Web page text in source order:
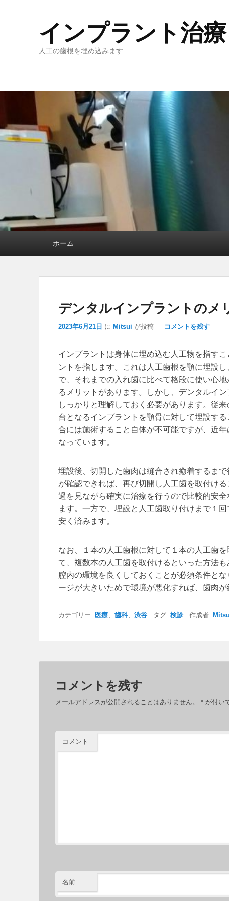
インプラント治
人工の歯根を埋め込みます
ホーム
デンタルインプラントのメ
2023年6月21日 に Mitsui が投稿 — コメントを残す
インプラントは身体に埋め込む人工物を指す
ントを指します。
これは人工歯根を顎に埋設
で、それまでの入れ歯に比べて格段に使い心
るメリットがあります。しかし、デンタルイ
しっかりと理解しておく必要があります。従
台となるインプラントを顎骨に対して埋設す
合には施術すること自体が不可能ですが、近
なっています。
埋設後、切開した歯肉は縫合され癒着するま
が確認できれば、再び切開し人工歯を取付け
過を見ながら確実に治療を行うので比較的安
ます。一方で、埋設と人工歯取り付けまで１
安く済みます。
なお、１本の人工歯根に対して１本の人工歯
て、複数本の人工歯を取付けるといった方法
腔内の環境を良くしておくことが必須条件と
ージが大きいためで環境が悪化すれば、歯肉
カテゴリー: 医療 歯科、 渋谷 タグ: 検診 作成者:
コメントを残す
メールアドレスが公開されることはありません。 * が付い
コメント
名前